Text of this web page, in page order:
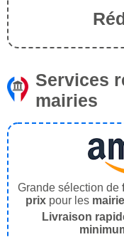
Services
mairies
Grande sélection de
prix pour les
Livraison